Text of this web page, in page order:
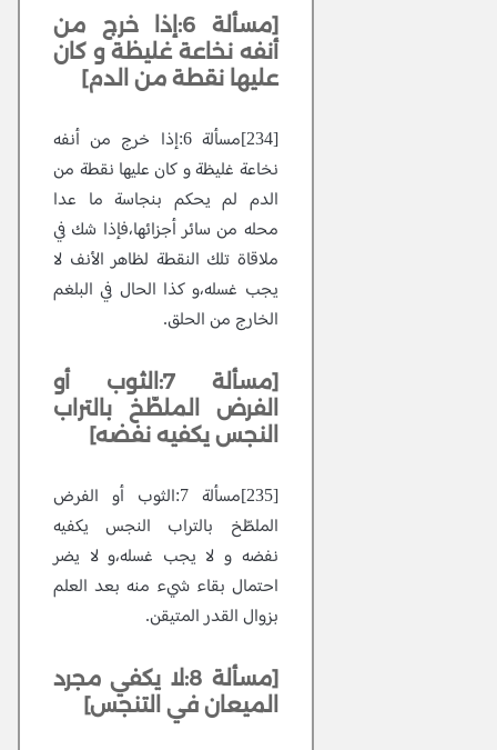
[مسألة 6:إذا خرج من
أنفه نخاعة غليظة و كان
عليها نقطة من الدم]
[234]مسألة 6:إذا خرج من أنفه
نخاعة غليظة و كان عليها نقطة من
الدم لم يحكم بنجاسة ما عدا
محله من سائر أجزائها،فإذا شك في
ملاقاة تلك النقطة لظاهر الأنف لا
يجب غسله،و كذا الحال في البلغم
الخارج من الحلق.
[مسألة 7:الثوب أو
الفرض الملطّخ بالتراب
النجس يكفيه نفضه]
[235]مسألة 7:الثوب أو الفرض
الملطّخ بالتراب النجس يكفيه
نفضه و لا يجب غسله،و لا يضر
احتمال بقاء شيء منه بعد العلم
بزوال القدر المتيقن.
[مسألة 8:لا يكفي مجرد
الميعان في التنجس]